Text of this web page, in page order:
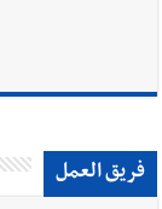
فريق العمل